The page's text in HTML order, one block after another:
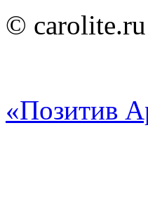
©
«Позитив